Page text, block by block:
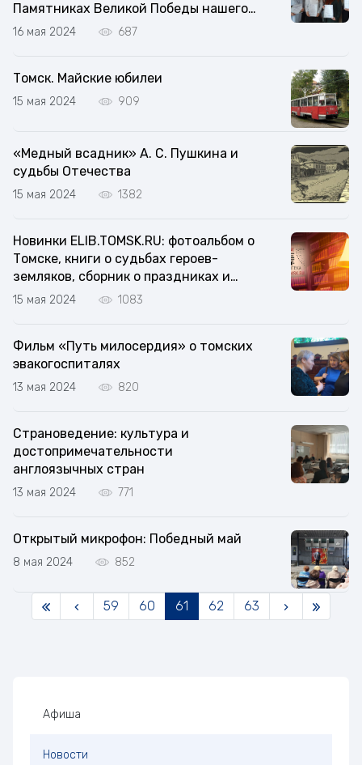
Памятниках Великой Победы нашего
города
16 мая 2024 687
Томск. Майские юбилеи
15 мая 2024 909
«Медный всадник» А. С. Пушкина и
судьбы Отечества
15 мая 2024 1382
Новинки ELIB.TOMSK.RU: фотоальбом о
Томске, книги о судьбах героев-
земляков, сборник о праздниках и
обрядах Томской области
15 мая 2024 1083
Фильм «Путь милосердия» о томских
эвакогоспиталях
13 мая 2024 820
Страноведение: культура и
достопримечательности
англоязычных стран
13 мая 2024 771
Открытый микрофон: Победный май
8 мая 2024 852
59 60 61 62 63
Афиша
Новости